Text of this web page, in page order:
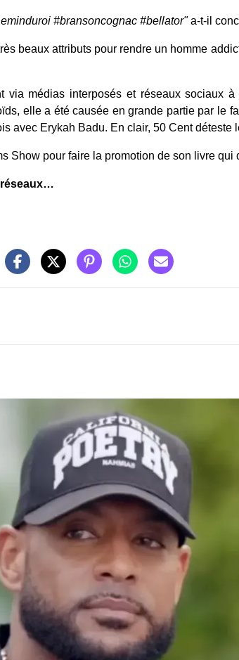
#bransoncognac #bellator"a-t-il
beaux attributs pour rendre un homme
médias interposés et réseaux sociaux
elle a été causée en grande partie par le
avec Erykah Badu. En clair, 50 Cent déteste
Show pour faire la promotion de son livre
réseaux…